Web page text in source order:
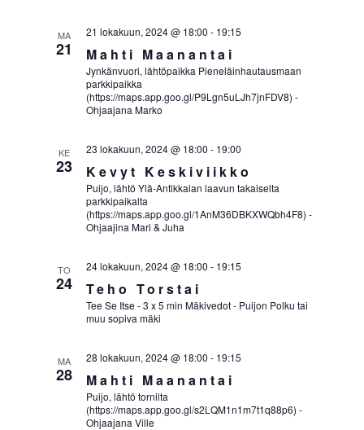
MA
21 Mahti Maanantai
21 lokakuun, 2024 @ 18:00 - 19:15
Jynkänvuori, lähtöpaikka Pieneläinhautausmaan
parkkipaikka
(https://maps.app.goo.gl/P9Lgn5uLJh7jnFDV8) -
Ohjaajana Marko
KE
23 Kevyt Keskiviikko
23 lokakuun, 2024 @ 18:00 - 19:00
Puijo, lähtö Ylä-Antikkalan laavun takaiselta
parkkipaikalta
(https://maps.app.goo.gl/1AnM36DBKXWQbh4F8) -
Ohjaajina Mari & Juha
TO
24 Teho Torstai
24 lokakuun, 2024 @ 18:00 - 19:15
Tee Se Itse - 3 x 5 min Mäkivedot - Puijon Polku tai
muu sopiva mäki
MA
28 Mahti Maanantai
28 lokakuun, 2024 @ 18:00 - 19:15
Puijo, lähtö tornilta
(https://maps.app.goo.gl/s2LQM1n1m7t1q88p6) -
Ohjaajana Ville